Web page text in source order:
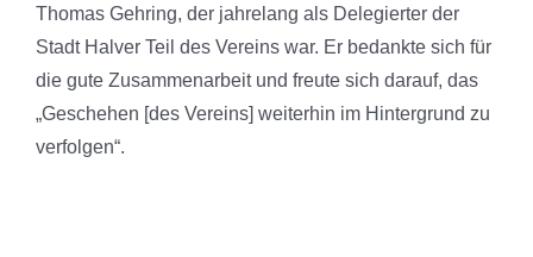
Thomas Gehring, der jahrelang als Delegierter der
Stadt Halver Teil des Vereins war. Er bedankte sich für
die gute Zusammenarbeit und freute sich darauf, das
„Geschehen [des Vereins] weiterhin im Hintergrund zu
verfolgen“.